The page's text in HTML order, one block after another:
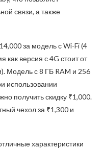
связи, а также
за модель с Wi-Fi (4
как версия с 4G стоит от
Модель с 8 ГБ RAM и 256
использовании
получить скидку ₹1,000.
чехол за ₹1,300 и
характеристики